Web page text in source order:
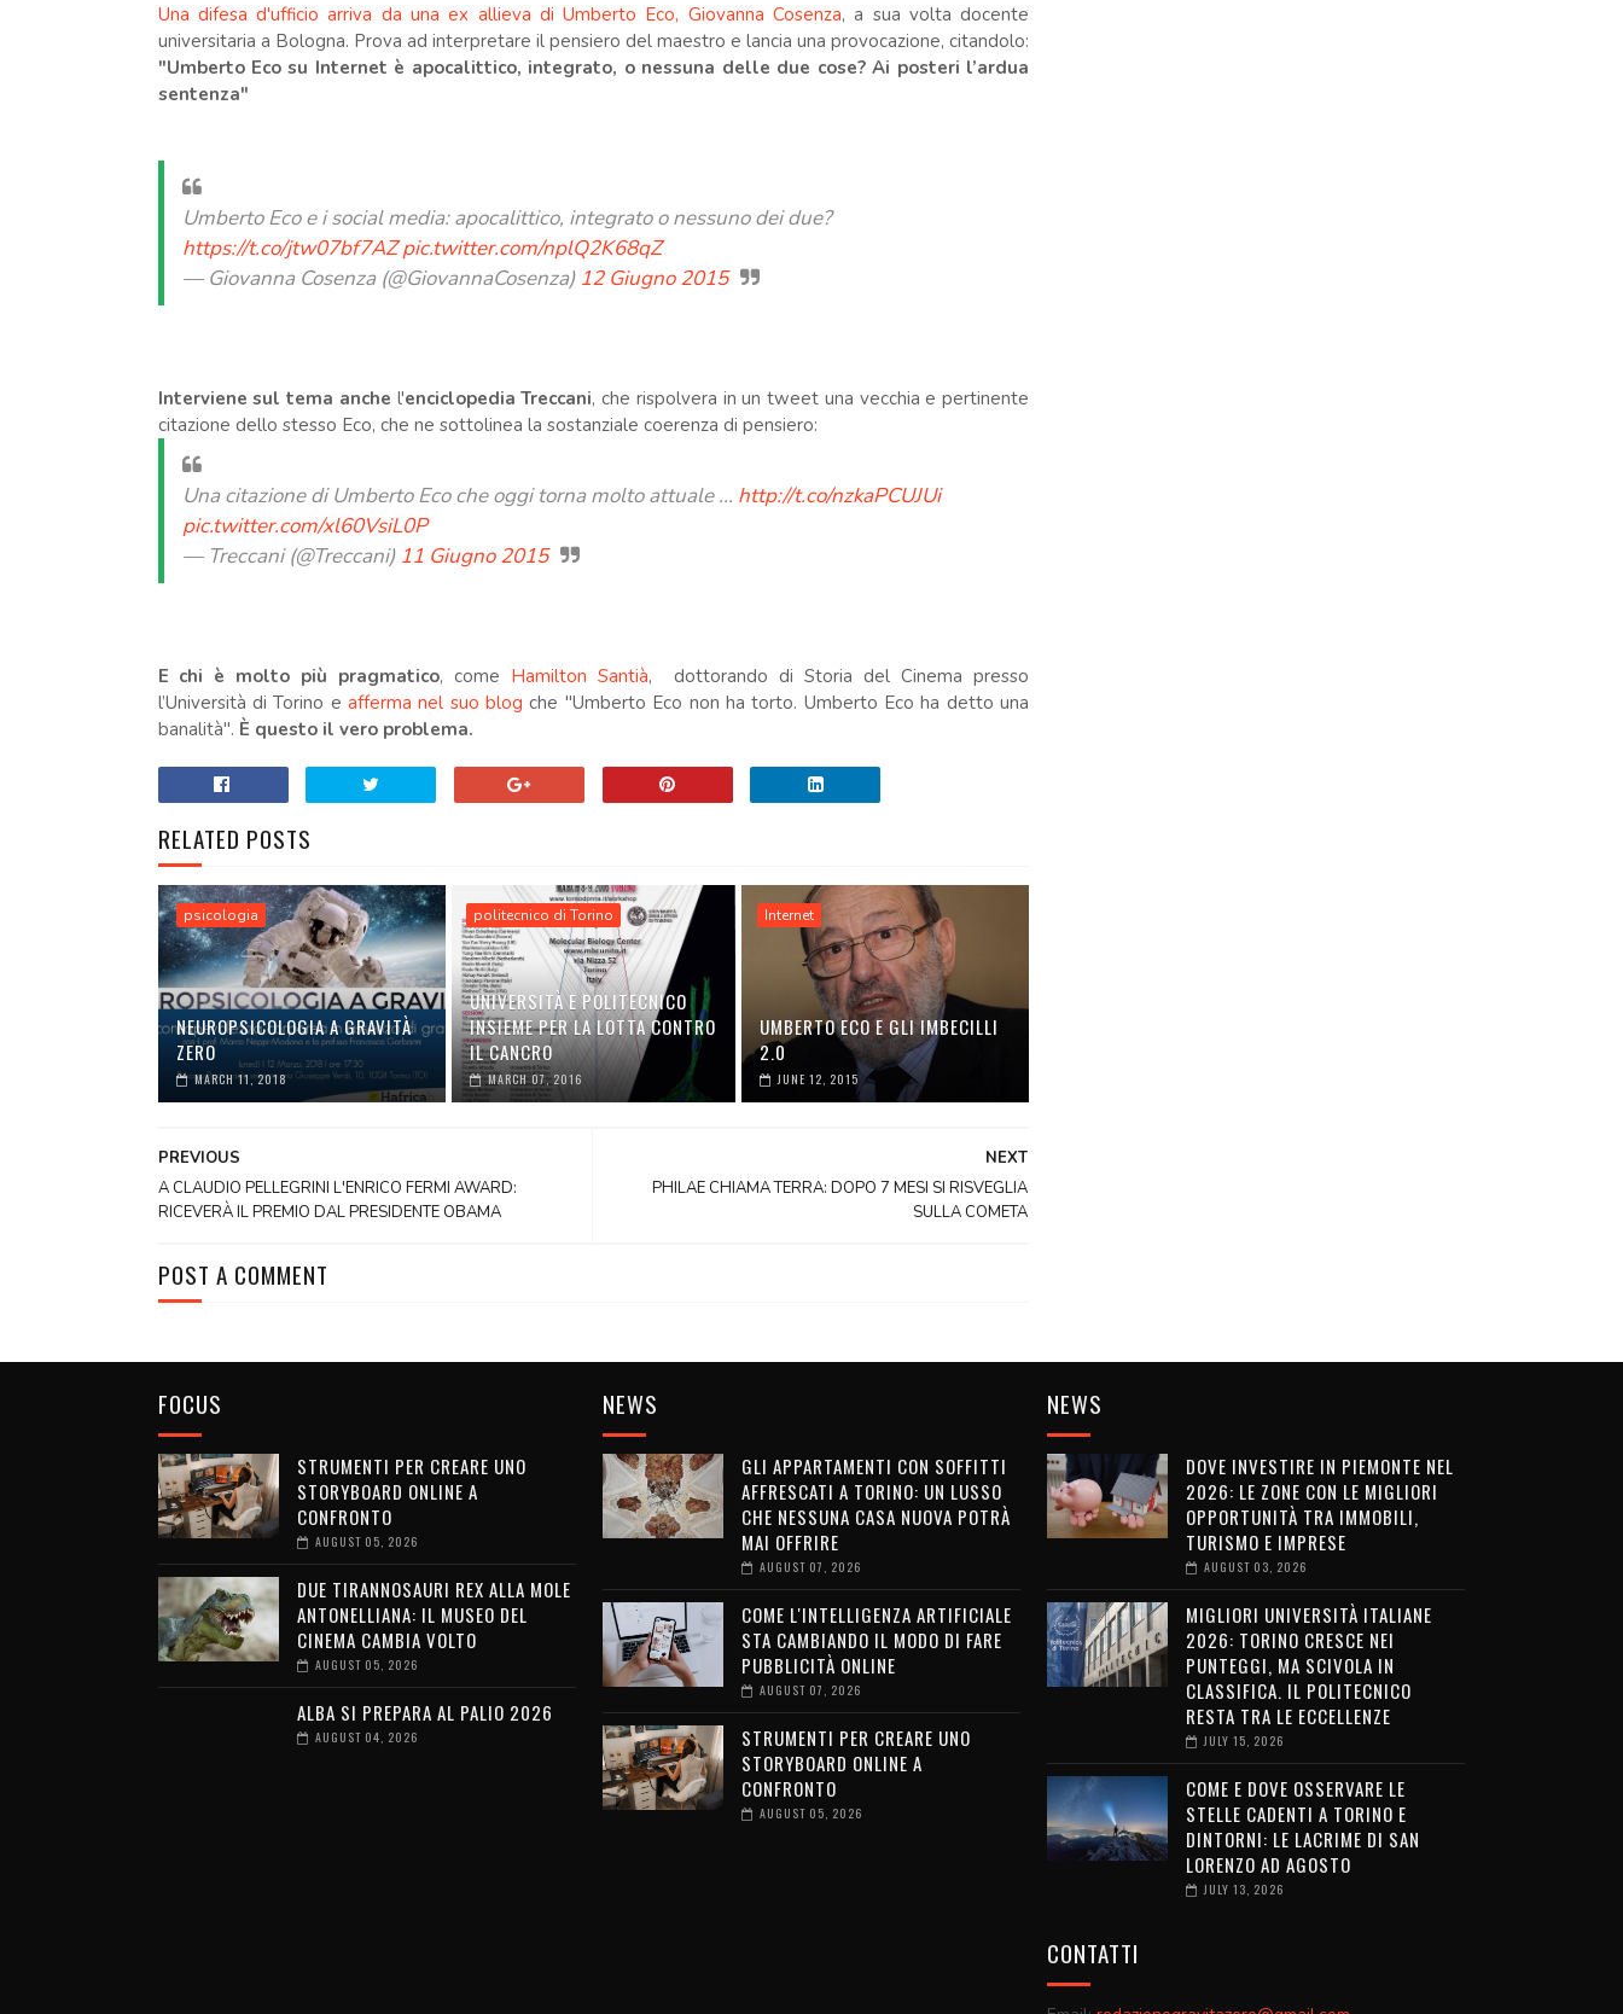
Una difesa d'ufficio arriva da una ex allieva di Umberto Eco, Giovanna Cosenza, a sua volta docente
universitaria a Bologna. Prova ad interpretare il pensiero del maestro e lancia una provocazione, citandolo:
"Umberto Eco su Internet è apocalittico, integrato, o nessuna delle due cose? Ai posteri l’ardua
sentenza"
Umberto Eco e i social media: apocalittico, integrato o nessuno dei due?
https://t.co/jtw07bf7AZ pic.twitter.com/nplQ2K68qZ
— Giovanna Cosenza (@GiovannaCosenza) 12 Giugno 2015
Interviene sul tema anche l'enciclopedia Treccani, che rispolvera in un tweet una vecchia e pertinente
citazione dello stesso Eco, che ne sottolinea la sostanziale coerenza di pensiero:
Una citazione di Umberto Eco che oggi torna molto attuale ... http://t.co/nzkaPCUJUi
pic.twitter.com/xl60VsiL0P
— Treccani (@Treccani) 11 Giugno 2015
E chi è molto più pragmatico, come Hamilton Santià, dottorando di Storia del Cinema presso
l’Università di Torino e afferma nel suo blog che "Umberto Eco non ha torto. Umberto Eco ha detto una
banalità". È questo il vero problema.
RELATED POSTS
psicologia
NEUROPSICOLOGIA A GRAVITÀ
ZERO
MARCH 11, 2018
politecnico di Torino
UNIVERSITÀ E POLITECNICO
INSIEME PER LA LOTTA CONTRO
IL CANCRO
MARCH 07, 2016
Internet
UMBERTO ECO E GLI IMBECILLI
2.0
JUNE 12, 2015
NEXT
PHILAE CHIAMA TERRA: DOPO 7 MESI SI RISVEGLIA
SULLA COMETA
PREVIOUS
A CLAUDIO PELLEGRINI L'ENRICO FERMI AWARD:
RICEVERÀ IL PREMIO DAL PRESIDENTE OBAMA
POST A COMMENT
FOCUS
STRUMENTI PER CREARE UNO
STORYBOARD ONLINE A
CONFRONTO
AUGUST 05, 2026
DUE TIRANNOSAURI REX ALLA MOLE
ANTONELLIANA: IL MUSEO DEL
CINEMA CAMBIA VOLTO
AUGUST 05, 2026
ALBA SI PREPARA AL PALIO 2026
AUGUST 04, 2026
NEWS
GLI APPARTAMENTI CON SOFFITTI
AFFRESCATI A TORINO: UN LUSSO
CHE NESSUNA CASA NUOVA POTRÀ
MAI OFFRIRE
AUGUST 07, 2026
COME L'INTELLIGENZA ARTIFICIALE
STA CAMBIANDO IL MODO DI FARE
PUBBLICITÀ ONLINE
AUGUST 07, 2026
STRUMENTI PER CREARE UNO
STORYBOARD ONLINE A
CONFRONTO
AUGUST 05, 2026
NEWS
DOVE INVESTIRE IN PIEMONTE NEL
2026: LE ZONE CON LE MIGLIORI
OPPORTUNITÀ TRA IMMOBILI,
TURISMO E IMPRESE
AUGUST 03, 2026
MIGLIORI UNIVERSITÀ ITALIANE
2026: TORINO CRESCE NEI
PUNTEGGI, MA SCIVOLA IN
CLASSIFICA. IL POLITECNICO
RESTA TRA LE ECCELLENZE
JULY 15, 2026
COME E DOVE OSSERVARE LE
STELLE CADENTI A TORINO E
DINTORNI: LE LACRIME DI SAN
LORENZO AD AGOSTO
JULY 13, 2026
CONTATTI